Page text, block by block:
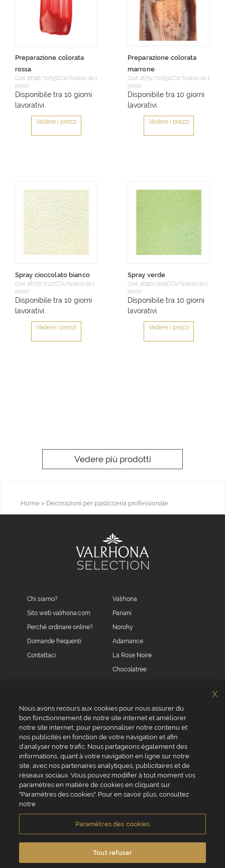
Preparazione colorata
rossa
Cod: 28746/70795CCX/Scatola da 1
pezzo
Disponibile tra 10 giorni
lavorativi.
Vedere i prezzi
Preparazione colorata
marrone
Cod: 28751/70799CCX/Scatola da 1
pezzo
Disponibile tra 10 giorni
lavorativi.
Vedere i prezzi
Spray cioccolato bianco
Cod: 28737/71127CCX/Scatola da 1
pezzo
Disponibile tra 10 giorni
lavorativi.
Vedere i prezzi
Spray verde
Cod: 28740/71125CCX/Scatola da 1
pezzo
Disponibile tra 10 giorni
lavorativi.
Vedere i prezzi
Vedere più prodotti
Home > Decorazioni per pasticceria professionale
Chi siamo?
Sito web valrhona.com
Perché ordinare online?
Domande frequenti
Contattaci
Valrhona
Pariani
Norohy
Adamance
La Rose Noire
Chocolatree
Servizio clienti
0039 02 82 94 01 46
Da lunedì a venerdì dalle 8.30 alle 17.30
VALRHONA SAS - 12 Avenue PRESIDENT ROOSEVELT 26600 TAIN
Condizioni generali di vendita Informativa Cookies
Informativa sulla privacy Informazioni legali
Nous avons recours aux cookies pour nous assurer du
bon fonctionnement de notre site internet et améliorer
notre site internet, pour personnaliser notre contenu et
nos publicités en fonction de votre navigation et afin
d’analyser notre trafic. Nous partageons également des
informations, quant à votre navigation en ligne sur notre
site, avec nos partenaires analytiques, publicitaires et de
réseaux sociaux. Vous pouvez modifier à tout moment vos
paramètres en matière de cookies en cliquant sur
"Paramètres des cookies". Pour en savoir plus, consultez
notre
Paramètres des cookies
Tout refuser
X